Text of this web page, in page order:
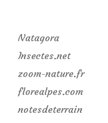
Natagora
Insectes.net
zoom-nature.fr
florealpes.com
notesdeterrain